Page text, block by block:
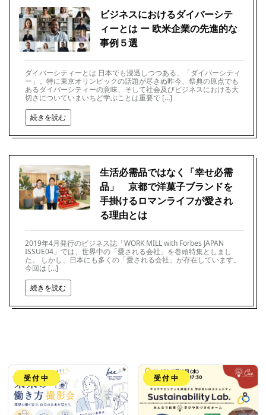
ビジネスにおけるダイバーシテ
ィーとは ー 欧米企業の先進的な
事例５選
ダイバーシティーとは 日本でも浸透しつつある、「ダイバーシティ
ー」。特に東京オリンピックの話題が尽きぬ昨今、祭典の原点でも
あるダイバーシティーの意味、そして社会及びビジネスにおける大
切さについていまいちど学ぶことは重要で […]
続きを読む
生活必需品ではなく「幸せ必需
品」 京都で洋菓子ブランドを
手掛けるロマンライフが愛され
る理由とは
2019年4月発行のビジネス誌「WORK MILL with Forbes JAPAN
ISSUE04」では、世界中の「愛される会社」を巻頭特集としまし
た。 しかし、日本にも多くの「愛される会社」が存在しています。
今回は […]
続きを読む
受付中 受付中